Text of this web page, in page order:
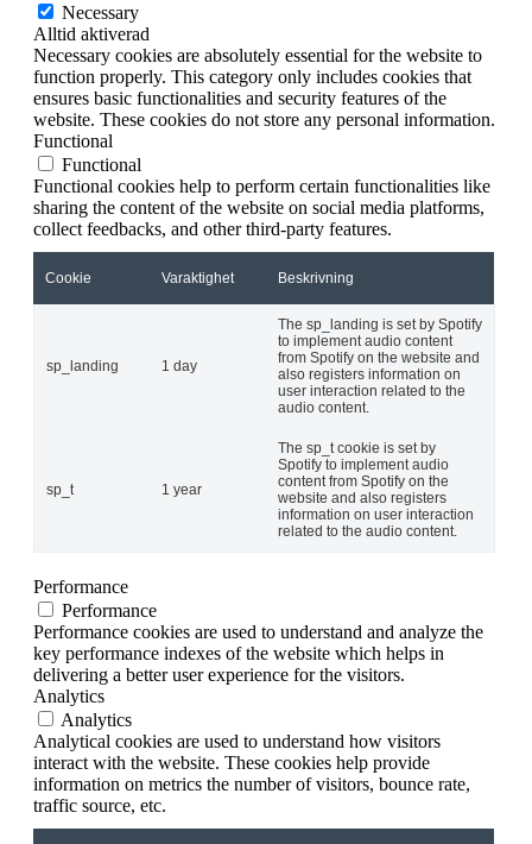
Necessary
Alltid aktiverad
Necessary cookies are absolutely essential for the website to
function properly. This category only includes cookies that
ensures basic functionalities and security features of the
website. These cookies do not store any personal information.
Functional
Functional
Functional cookies help to perform certain functionalities like
sharing the content of the website on social media platforms,
collect feedbacks, and other third-party features.
Cookie Varaktighet Beskrivning
sp_landing 1 day
The sp_landing is set by Spotify
to implement audio content
from Spotify on the website and
also registers information on
user interaction related to the
audio content.
sp_t 1 year
The sp_t cookie is set by
Spotify to implement audio
content from Spotify on the
website and also registers
information on user interaction
related to the audio content.
Performance
Performance
Performance cookies are used to understand and analyze the
key performance indexes of the website which helps in
delivering a better user experience for the visitors.
Analytics
Analytics
Analytical cookies are used to understand how visitors
interact with the website. These cookies help provide
information on metrics the number of visitors, bounce rate,
traffic source, etc.